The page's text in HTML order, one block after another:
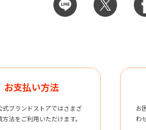
お支払い方法
式ブランドストアではさまざ
方法をご利用いただけます。
お
わ